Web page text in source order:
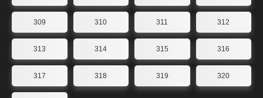
309 310 311 312
313 314 315 316
317 318 319 320